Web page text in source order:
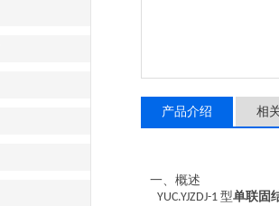
产品介绍 相
一、概述
YUC.YJZDJ-1 型单联固